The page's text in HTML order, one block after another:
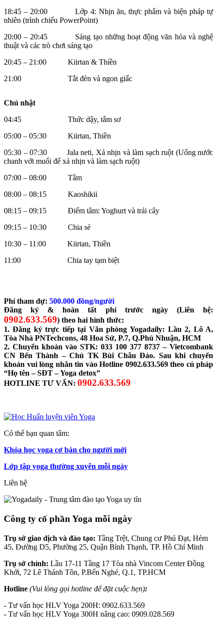
18:45 – 20:00 Lớp 4: Nhịn ăn, thực phẩm và biện pháp tự
nhiên (trình chiếu PowerPoint)
20:00 – 20:45 Sáng tạo những hoạt động văn hóa và nghệ
thuật và các trò chơi sáng tạo
20:45 – 21:00 Kiirtan & Thiền
21:00 Tắt đèn và ngon giấc
Chủ nhật
04:45 Thức dậy, tắm sơ
05:00 – 05:30 Kiirtan, Thiền
05:30 – 07:30 Jala neti, Xả nhịn và làm sạch ruột (Uống nước
chanh với muối để xả nhịn và làm sạch ruột)
07:00 – 08:00 Tắm
08:00 – 08:15 Kaoshikii
08:15 – 09:15 Điểm tâm: Yoghurt và trái cây
09:15 – 10:30 Chia sẻ
10:30 – 11:00 Kiirtan, Thiền
11:00 Chia tay tạm biệt
Phí tham dự: 500.000 đồng/người
Đăng ký & hoàn tất phí trước ngày (Liên hệ:
0902.633.569) theo hai hình thức:
1. Đăng ký trực tiếp tại Văn phòng Yogadaily: Lầu 2, Lô A,
Tòa Nhà PNTechcons, 48 Hoa Sứ, P.7, Q.Phú Nhuận, HCM
2. Chuyển khoản vào STK: 033 100 377 8737 – Vietcombank
CN Bến Thành – Chủ TK Bùi Châu Đảo. Sau khi chuyển
khoản vui lòng nhắn tin vào Hotline 0902.633.569 theo cú pháp
“Họ tên – SĐT – Yoga detox”
HOTLINE TƯ VẤN: 0902.633.569
Có thể bạn quan tâm:
Khóa học yoga cơ bản cho người mới
Lớp tập yoga thường xuyên mỗi ngày
Liên hệ
Công ty cổ phần Yoga mỗi ngày
Trụ sở giao dịch và đào tạo: Tầng Trệt, Chung cư Phú Đạt, Hẻm
45, Đường D5, Phường 25, Quận Bình Thạnh, TP. Hồ Chí Minh
Trụ sở chính: Lầu 17-11 Tầng 17 Tòa nhà Vincom Center Đồng
Khởi, 72 Lê Thánh Tôn, P.Bến Nghé, Q.1, TP.HCM
Hotline (Vui lòng gọi hotline để đặt cuộc hẹn):
- Tư vấn học HLV Yoga 200H: 0902.633.569
- Tư vấn học HLV Yoga 300H nâng cao: 0909.028.569